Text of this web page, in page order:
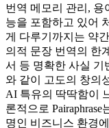
번역 메모리 관리, 용
능을 포함하고 있어
게 다루기까지는 약
의적 문장 번역의 한
서 등 명확한 사실 기
와 같이 고도의 창의
AI 특유의 딱딱함이
론적으로
명인 비즈니스 환경